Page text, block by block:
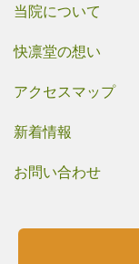
当院について
快凛堂の想い
アクセスマップ
新着情報
お問い合わせ